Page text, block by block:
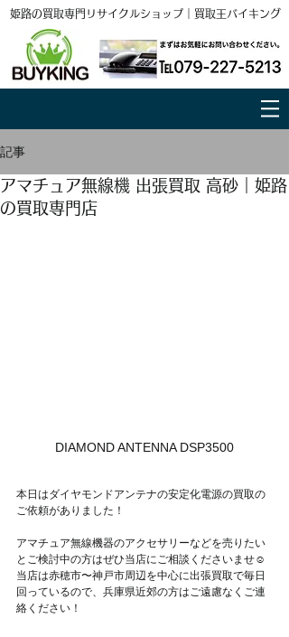
姫路の買取専門リサイクルショップ｜買取王バイキング
記事
アマチュア無線機 出張買取 高砂｜姫路
の買取専門店
DIAMOND ANTENNA DSP3500
本日はダイヤモンドアンテナの安定化電源の買取の
ご依頼がありました！
アマチュア無線機器のアクセサリーなどを売りたい
とご検討中の方はぜひ当店にご相談くださいませ☺
当店は赤穂市〜神戸市周辺を中心に出張買取で毎日
回っているので、兵庫県近郊の方はご遠慮なくご連
絡ください！